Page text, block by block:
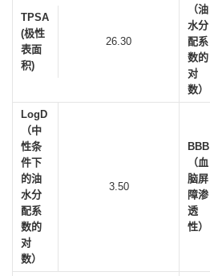
TPSA
(极性
表面
积)
26.30
（油
水分
配系
数的
对
数）
LogD
（中
性条
件下
的油
水分
配系
数的
对
数）
3.50
BBB
（血
脑屏
障渗
透
性）